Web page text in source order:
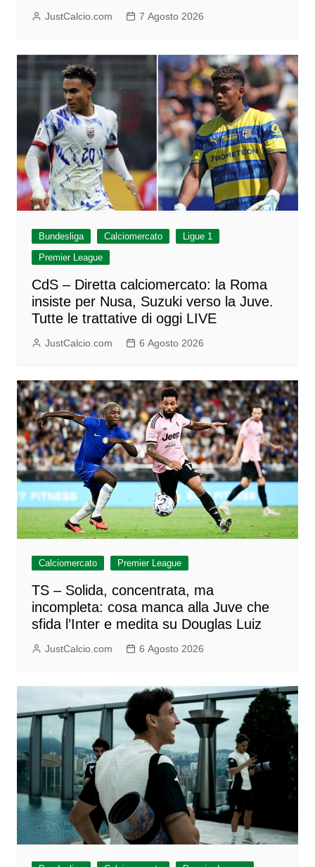
JustCalcio.com 7 Agosto 2026
Bundesliga Calciomercato
Ligue 1
Premier League
CdS – Diretta calciomercato: la Roma
insiste per Nusa, Suzuki verso la Juve.
Tutte le trattative di oggi LIVE
JustCalcio.com 6 Agosto 2026
Calciomercato Premier League
TS – Solida, concentrata, ma
incompleta: cosa manca alla Juve che
sfida l’Inter e medita su Douglas Luiz
JustCalcio.com 6 Agosto 2026